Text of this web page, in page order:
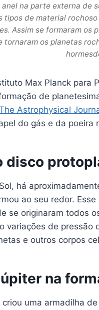
na parte externa de
de material
Assim se formaram os
tornaram os planetas
Max Planck para
de
Astrophysical
do gás e da poeira
disco
há
ao seu redor.
se originaram todos
variações de
e outros corpos
na
uma armadilha